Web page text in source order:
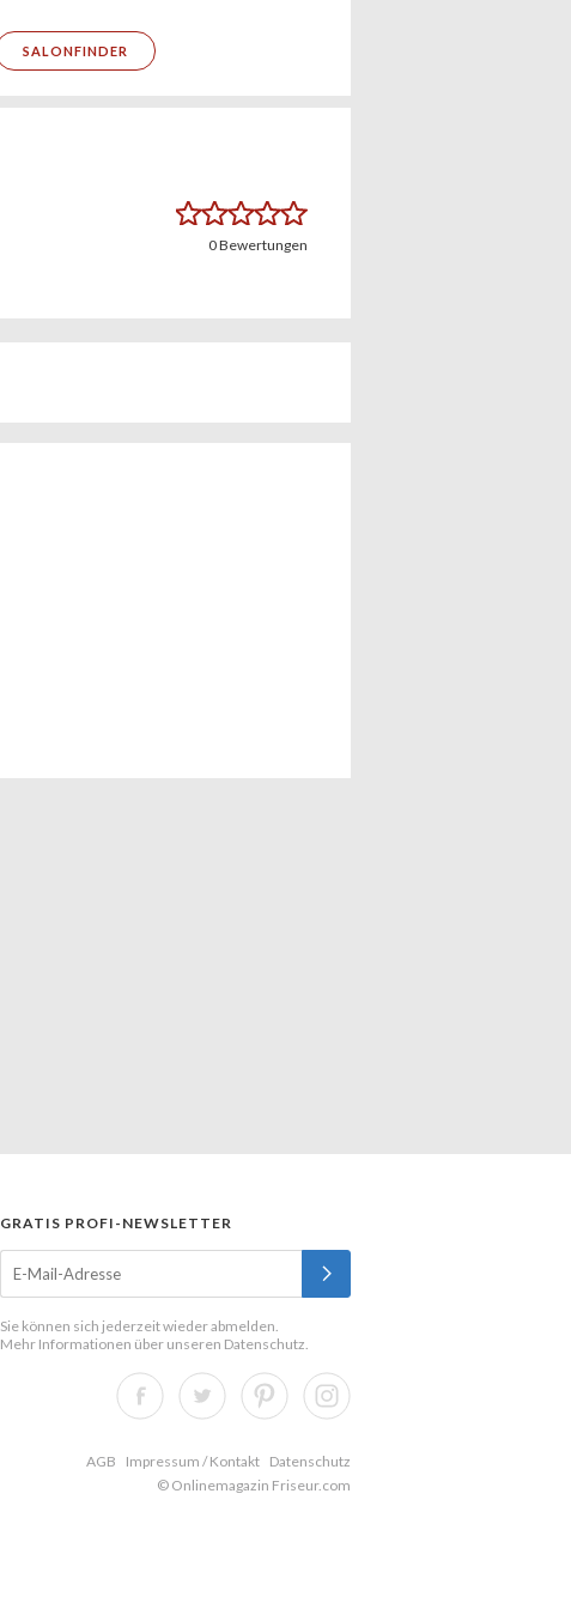
SALONFINDER
0Bewertungen
GRATIS PROFI-NEWSLETTER
Sie können sich jederzeit wieder abmelden.
Mehr Informationen über unseren Datenschutz.
AGB Impressum / Kontakt
Datenschutz
© Onlinemagazin Friseur.com